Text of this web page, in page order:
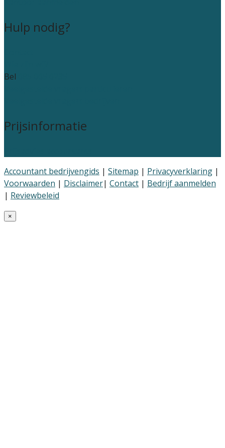
Hulp nodig?
Bel
Prijsinformatie
Accountant bedrijvengids | Sitemap | Privacyverklaring |
Voorwaarden | Disclaimer| Contact | Bedrijf aanmelden
| Reviewbeleid
×